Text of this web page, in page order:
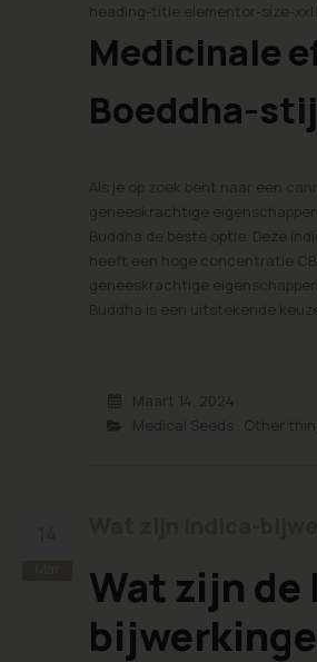
heading-title.elementor-size-
Medicinale
Boeddha-
Als je op zoek bent naar een
geneeskrachtige
Buddha de beste optie. Deze
heeft een hoge concentratie
geneeskrachtige
Buddha is een uitstekende
Maart 14, 2024
Medical Seeds
Other
Wat zijn de